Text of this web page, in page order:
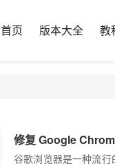
首页 版本大全 教
修复 Google
谷歌浏览器是一种流